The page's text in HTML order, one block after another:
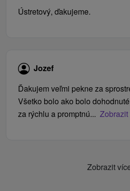
Ústretový, ďakujeme.
Jozef
Ďakujem veľmi pekne za
Všetko bolo ako bolo
za rýchlu a promptnú... Zobrazit
Zobrazit